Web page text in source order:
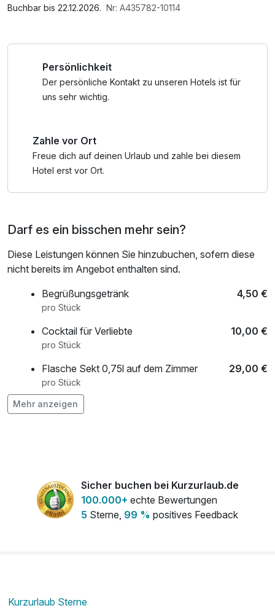
Erlebnis und Entspannung gleichermaßen abgedeckt.
oder des Genießens. Neben der großzügigen Gestaltung
der Badelandschaft und Liegeflächen im Innen- und
Außenbereich mit Reifenrutsche, naturnahen
Sanitäreinrichtungen und aller Räumlichkeiten in der
Badewelt sowie der Sauna gelegt.
uns wichtig und selbstverständlich.
Erleben Sie Wellness für Körper und Geist, tauchen Sie ein
in die ALPENTHERME EHRENBERG und genießen Sie die
Wohltaten des warmen Wassers in all seinen Variationen.
1 Flasche Mineralwasser, Saunabenutzung, Saunatuch,
Buchbar bis 22.12.2026. Nr: A435782-10114
Persönlichkeit
Der persönliche Kontakt zu unseren Hotels ist für
uns sehr wichtig.
Zahle vor Ort
Freue dich auf deinen Urlaub und zahle bei diesem
Hotel erst vor Ort.
Darf es ein bisschen mehr sein?
Diese Leistungen können Sie hinzubuchen, sofern diese
nicht bereits im Angebot enthalten sind.
Begrüßungsgetränk
4,50 €
pro Stück
Cocktail für Verliebte 10,00 €
pro Stück
Flasche Sekt 0,75l auf dem Zimmer 29,00 €
pro Stück
Flasche Wein 0,75l auf dem Zimmer
Frühstück aufs Zimmer
pro Person
Mehr anzeigen
Sicher buchen bei Kurzurlaub.de
100.000+ echte Bewertungen
5 Sterne, 99 % positives Feedback
Kurzurlaub Sterne